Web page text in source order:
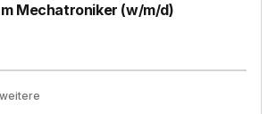
Mechatroniker (w/m/d)
weitere